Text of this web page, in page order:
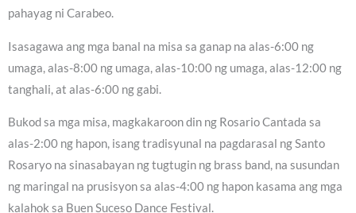
pahayag ni Carabeo.
Isasagawa ang mga banal na misa sa ganap na alas-6:00 ng
umaga, alas-8:00 ng umaga, alas-10:00 ng umaga, alas-12:00 ng
tanghali, at alas-6:00 ng gabi.
Bukod sa mga misa, magkakaroon din ng Rosario Cantada sa
alas-2:00 ng hapon, isang tradisyunal na pagdarasal ng Santo
Rosaryo na sinasabayan ng tugtugin ng brass band, na susundan
ng maringal na prusisyon sa alas-4:00 ng hapon kasama ang mga
kalahok sa Buen Suceso Dance Festival.